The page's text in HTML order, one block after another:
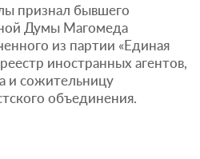
признал бывшего
Думы Магомеда
из партии «Единая
иностранных агентов,
и сожительницу
объединения.